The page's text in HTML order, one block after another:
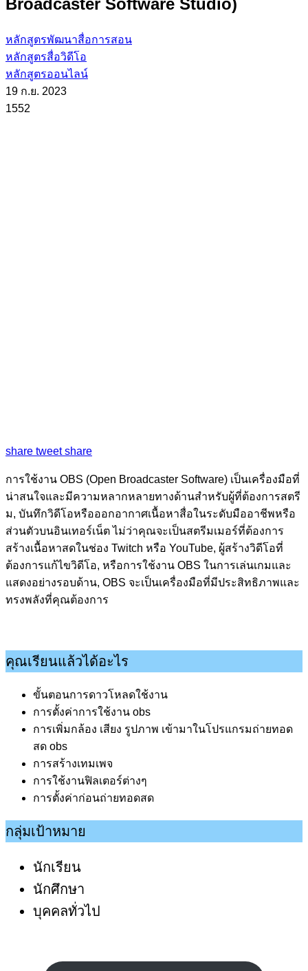
Broadcaster Software Studio)
หลักสูตรพัฒนาสื่อการสอน
หลักสูตรสื่อวิดีโอ
หลักสูตรออนไลน์
19 ก.ย. 2023
1552
share tweet share
การใช้งาน OBS (Open Broadcaster Software) เป็นเครื่องมือที่
น่าสนใจและมีความหลากหลายทางด้านสำหรับผู้ที่ต้องการสตรี
ม, บันทึกวิดีโอหรือออกอากาศเนื้อหาสื่อในระดับมืออาชีพหรือ
ส่วนตัวบนอินเทอร์เน็ต ไม่ว่าคุณจะเป็นสตรีมเมอร์ที่ต้องการ
สร้างเนื้อหาสดในช่อง Twitch หรือ YouTube, ผู้สร้างวิดีโอที่
ต้องการแก้ไขวิดีโอ, หรือการใช้งาน OBS ในการเล่นเกมและ
แสดงอย่างรอบด้าน, OBS จะเป็นเครื่องมือที่มีประสิทธิภาพและ
ทรงพลังที่คุณต้องการ
คุณเรียนแล้วได้อะไร
ขั้นตอนการดาวโหลดใช้งาน
การตั้งค่าการใช้งาน obs
การเพิ่มกล้อง เสียง รูปภาพ เข้ามาในโปรแกรมถ่ายทอด
สด obs
การสร้างเทมเพจ
การใช้งานฟิลเตอร์ต่างๆ
การตั้งค่าก่อนถ่ายทอดสด
กลุ่มเป้าหมาย
นักเรียน
นักศึกษา
บุคคลทั่วไป